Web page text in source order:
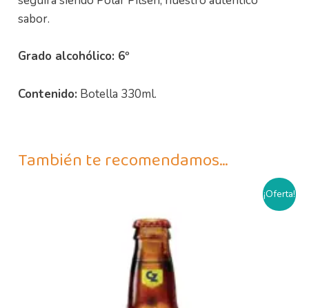
sabor.
Grado alcohólico: 6º
Contenido: Botella 330ml.
También te recomendamos…
¡Oferta!
original
era:
2,50€.
actual
es:
1,90€.